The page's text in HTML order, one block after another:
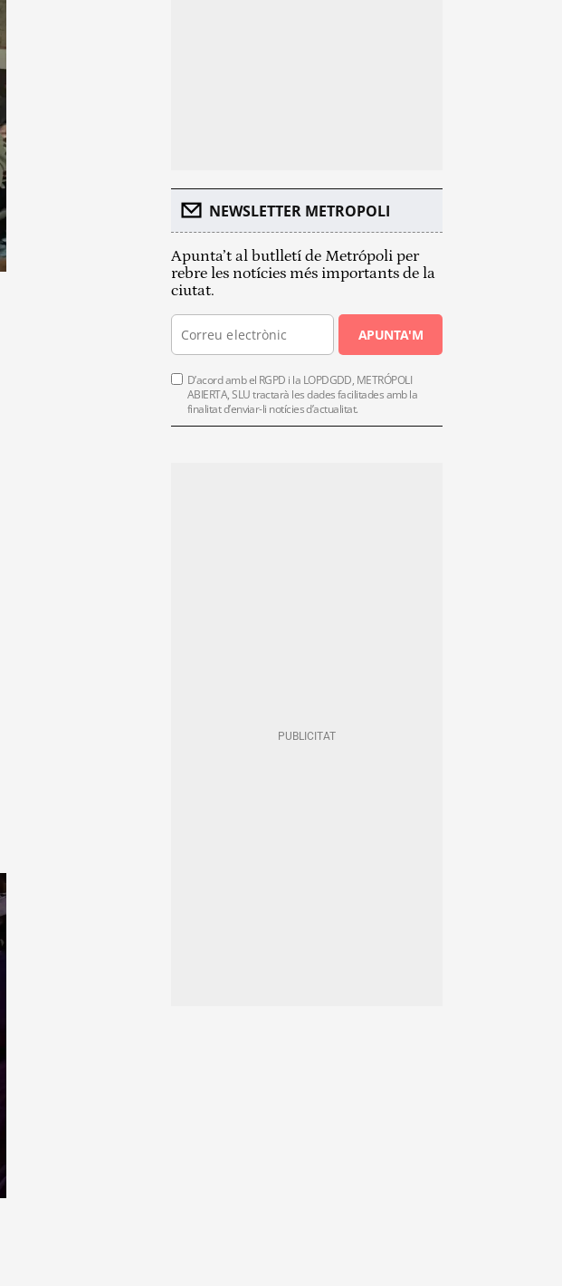
NEWSLETTER METROPOLI
Apunta’t al butlletí de Metrópoli per
rebre les notícies més importants de la
ciutat.
APUNTA'M
D’acord amb el RGPD i la LOPDGDD, METRÓPOLI
ABIERTA, SLU tractarà les dades facilitades amb la
finalitat d’enviar-li notícies d’actualitat.